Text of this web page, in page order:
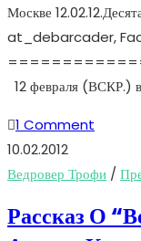
Москве
at_debarcader,
12 февраля (ВСКР.)
1 Comment
10.02.2012
Ведровер Трофи /
Рассказ О